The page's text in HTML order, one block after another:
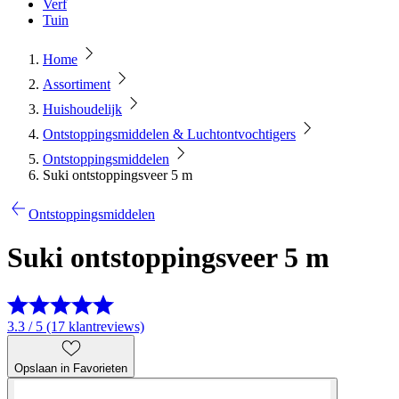
Verf
Tuin
Home
Assortiment
Huishoudelijk
Ontstoppingsmiddelen & Luchtontvochtigers
Ontstoppingsmiddelen
Suki ontstoppingsveer 5 m
Ontstoppingsmiddelen
Suki ontstoppingsveer 5 m
3.3 / 5 (17 klantreviews)
Opslaan in Favorieten